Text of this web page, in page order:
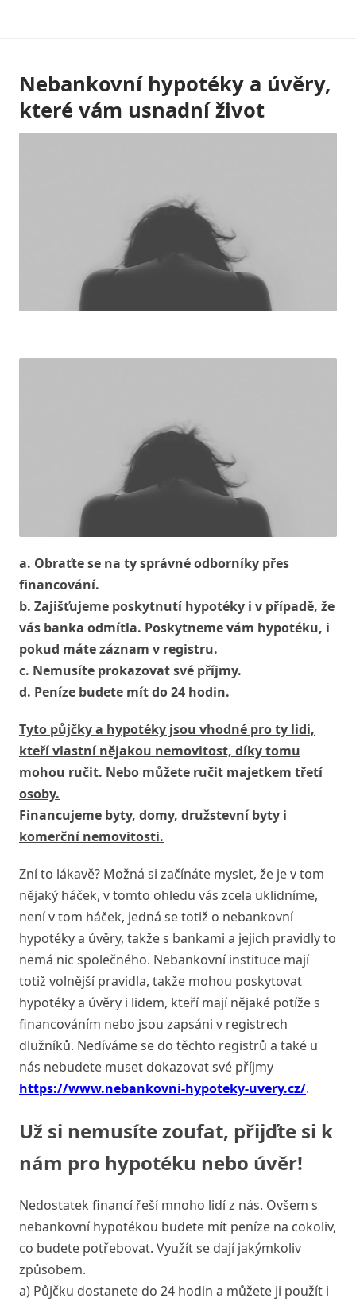
Nebankovní hypotéky a úvěry,
které vám usnadní život
a. Obraťte se na ty správné odborníky přes
financování.
b. Zajišťujeme poskytnutí hypotéky i v případě, že
vás banka odmítla. Poskytneme vám hypotéku, i
pokud máte záznam v registru.
c. Nemusíte prokazovat své příjmy.
d. Peníze budete mít do 24 hodin.
Tyto půjčky a hypotéky jsou vhodné pro ty lidi,
kteří vlastní nějakou nemovitost, díky tomu
mohou ručit. Nebo můžete ručit majetkem třetí
osoby.
Financujeme byty, domy, družstevní byty i
komerční nemovitosti.
Zní to lákavě? Možná si začínáte myslet, že je v tom
nějaký háček, v tomto ohledu vás zcela uklidníme,
není v tom háček, jedná se totiž o nebankovní
hypotéky a úvěry, takže s bankami a jejich pravidly to
nemá nic společného. Nebankovní instituce mají
totiž volnější pravidla, takže mohou poskytovat
hypotéky a úvěry i lidem, kteří mají nějaké potíže s
financováním nebo jsou zapsáni v registrech
dlužníků. Nedíváme se do těchto registrů a také u
nás nebudete muset dokazovat své příjmy
https://www.nebankovni-hypoteky-uvery.cz/.
Už si nemusíte zoufat, přijďte si k
nám pro hypotéku nebo úvěr!
Nedostatek financí řeší mnoho lidí z nás. Ovšem s
nebankovní hypotékou budete mít peníze na cokoliv,
co budete potřebovat. Využít se dají jakýmkoliv
způsobem.
a) Půjčku dostanete do 24 hodin a můžete ji použít i